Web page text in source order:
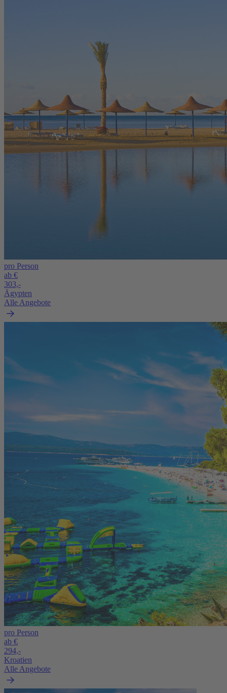
pro Person
ab €
303,-
Ägypten
Alle Angebote
pro Person
ab €
294,-
Kroatien
Alle Angebote